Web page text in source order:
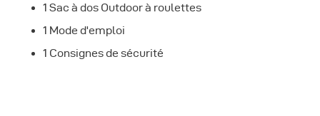
1 Sac à dos Outdoor à roulettes
1 Mode d'emploi
1 Consignes de sécurité